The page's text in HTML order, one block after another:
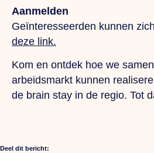
Aanmelden
Geïnteresseerden kunnen
deze link.
Kom en ontdek hoe we
arbeidsmarkt kunnen
de brain stay in de regio. Tot
Deel dit bericht: